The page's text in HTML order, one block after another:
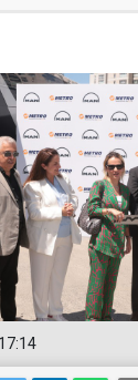
17:14